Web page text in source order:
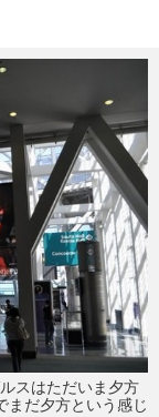
スはただいま夕方
まだ夕方という感じ